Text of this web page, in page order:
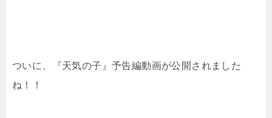
ついに、『天気の子』予告編動画が公開されました
ね！！